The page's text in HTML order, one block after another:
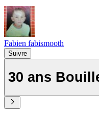
Fabien fabismooth
Suivre
30 ans